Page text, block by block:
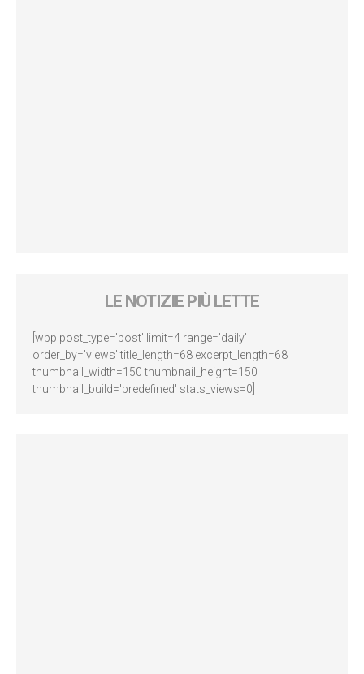
LE NOTIZIE PIÙ LETTE
[wpp post_type='post' limit=4 range='daily'
order_by='views' title_length=68 excerpt_length=68
thumbnail_width=150 thumbnail_height=150
thumbnail_build='predefined' stats_views=0]